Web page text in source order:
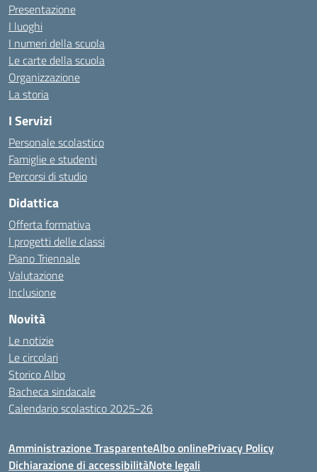
Presentazione
I luoghi
I numeri della scuola
Le carte della scuola
Organizzazione
La storia
I Servizi
Personale scolastico
Famiglie e studenti
Percorsi di studio
Didattica
Offerta formativa
I progetti delle classi
Piano Triennale
Valutazione
Inclusione
Novità
Le notizie
Le circolari
Storico Albo
Bacheca sindacale
Calendario scolastico 2025-26
Amministrazione TrasparenteAlbo onlinePrivacy Policy
Dichiarazione di accessibilitàNote legali